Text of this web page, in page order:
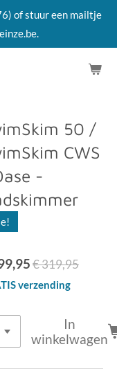
of stuur een mailtje
50 /
CWS
-
€ 319,95
verzending
In
winkelwagen